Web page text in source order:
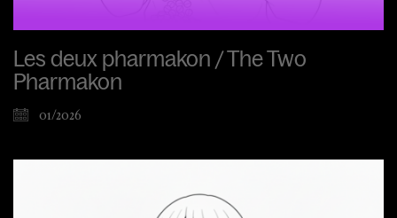
Les deux pharmakon / The Two
Pharmakon
01/2026